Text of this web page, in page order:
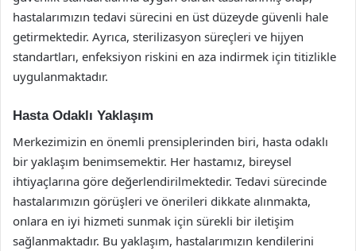
hastalarımızın tedavi sürecini en üst düzeyde güvenli hale
getirmektedir. Ayrıca, sterilizasyon süreçleri ve hijyen
standartları, enfeksiyon riskini en aza indirmek için titizlikle
uygulanmaktadır.
Hasta Odaklı Yaklaşım
Merkezimizin en önemli prensiplerinden biri, hasta odaklı
bir yaklaşım benimsemektir. Her hastamız, bireysel
ihtiyaçlarına göre değerlendirilmektedir. Tedavi sürecinde
hastalarımızın görüşleri ve önerileri dikkate alınmakta,
onlara en iyi hizmeti sunmak için sürekli bir iletişim
sağlanmaktadır. Bu yaklaşım, hastalarımızın kendilerini